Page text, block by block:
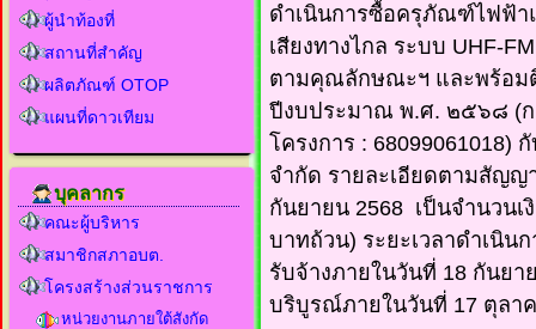
ดำเนินการซื้อครุภัณฑ์ไฟฟ้า
เสียงทางไกล ระบบ UHF-
ตามคุณลักษณะฯ และพร้อม
ปีงบประมาณ พ.ศ. ๒๕๖๘ (ก
โครงการ : 68099061018)
จำกัด รายละเอียดตามสัญญ
กันยายน 2568 เป็นจำนวนเ
บาทถ้วน) ระยะเวลาดำเนิน
รับจ้างภายในวันที่ 18 กันย
บริบูรณ์ภายในวันที่ 17 ตุลา
ผู้นำท้องที่
สถานที่สำคัญ
ผลิตภัณฑ์ OTOP
แผนที่ดาวเทียม
บุคลากร
คณะผู้บริหาร
สมาชิกสภาอบต.
โครงสร้างส่วนราชการ
หน่วยงานภายใต้สังกัด